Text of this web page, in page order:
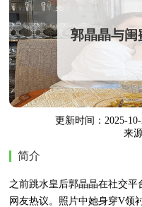
郭晶晶与
穿V领衬
更新时间：2025-
来
简介
之前跳水皇后郭晶晶在社交
网友热议。照片中她身穿V领